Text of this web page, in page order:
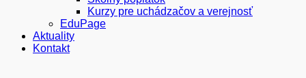
Kurzy pre uchádzačov a verejnosť
EduPage
Aktuality
Kontakt